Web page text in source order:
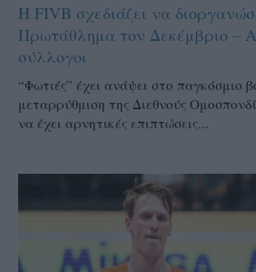
Η FIVB σχεδιάζει να
Πρωτάθλημα τον Δεκέμβριο –
σύλλογοι
“Φωτιές” έχει ανάψει στο παγκόσμιο
μεταρρύθμιση της Διεθνούς
να έχει αρνητικές επιπτώσεις...